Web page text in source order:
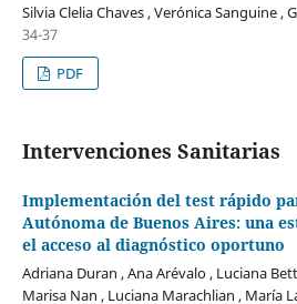
Silvia Clelia Chaves , Verónica Sanguine ,
34-37
PDF
Intervenciones Sanitarias
Implementación del test rápido
Autónoma de Buenos Aires: una
el acceso al diagnóstico oportuno
Adriana Duran , Ana Arévalo , Luciana
Marisa Nan , Luciana Marachlian , María